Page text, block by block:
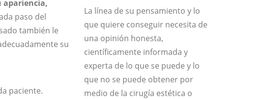
apariencia,
paso del
también le
su
paciente.
La línea de su pensamiento y lo
que quiere conseguir necesita de
una opinión honesta,
científicamente informada y
experta de lo que se puede y lo
que no se puede obtener por
medio de la cirugía estética o